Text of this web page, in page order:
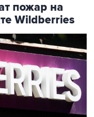
пожар на
Wildberries